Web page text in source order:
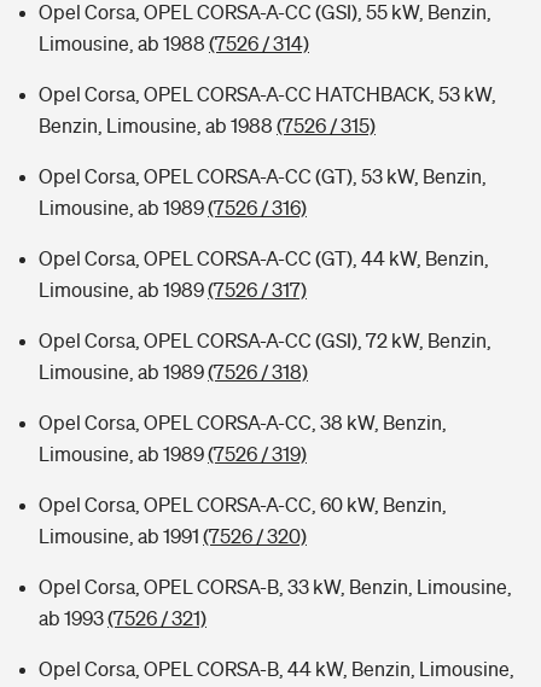
Opel Corsa, OPEL CORSA-A-CC (GSI), 55 kW, Benzin,
Limousine, ab 1988 (7526 / 314)
Opel Corsa, OPEL CORSA-A-CC HATCHBACK, 53 kW,
Benzin, Limousine, ab 1988 (7526 / 315)
Opel Corsa, OPEL CORSA-A-CC (GT), 53 kW, Benzin,
Limousine, ab 1989(7526 / 316)
Opel Corsa, OPEL CORSA-A-CC (GT), 44 kW, Benzin,
Limousine, ab 1989(7526 / 317)
Opel Corsa, OPEL CORSA-A-CC (GSI), 72 kW, Benzin,
Limousine, ab 1989(7526 / 318)
Opel Corsa, OPEL CORSA-A-CC, 38 kW, Benzin,
Limousine, ab 1989(7526 / 319)
Opel Corsa, OPEL CORSA-A-CC, 60 kW, Benzin,
Limousine, ab 1991 (7526 / 320)
Opel Corsa, OPEL CORSA-B, 33 kW, Benzin, Limousine,
ab 1993(7526 / 321)
Opel Corsa, OPEL CORSA-B, 44 kW, Benzin, Limousine,